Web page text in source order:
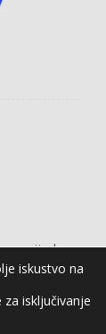
iskustvo na
isključivanje